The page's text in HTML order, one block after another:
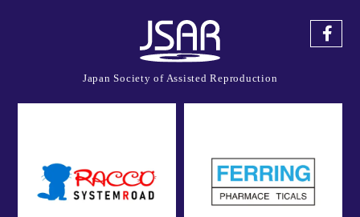
Japan Society of Assisted Reproduction